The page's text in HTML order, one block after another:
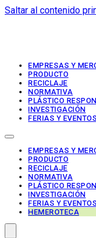
Saltar al contenido
EMPRESAS Y
PRODUCTO
RECICLAJE
NORMATIVA
PLÁSTICO
INVESTIGACIÓN
FERIAS Y EVENTOS
EMPRESAS Y
PRODUCTO
RECICLAJE
NORMATIVA
PLÁSTICO
INVESTIGACIÓN
FERIAS Y EVENTOS
HEMEROTECA